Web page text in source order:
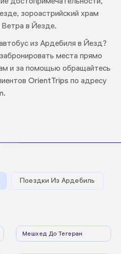
зороастрийский храм
Ветра в Йезде.
из Ардебиля в Йезд?
места прямо
и за помощью обращайтесь
OrientTrips по адресу
Поездки Из Ардебиль
Мешхед До Тегеран